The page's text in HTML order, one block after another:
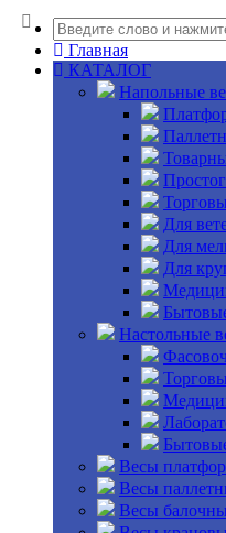
Главная
КАТАЛОГ
Напольные
Для
Для
Для
Настольные
Весы
Весы
Весы